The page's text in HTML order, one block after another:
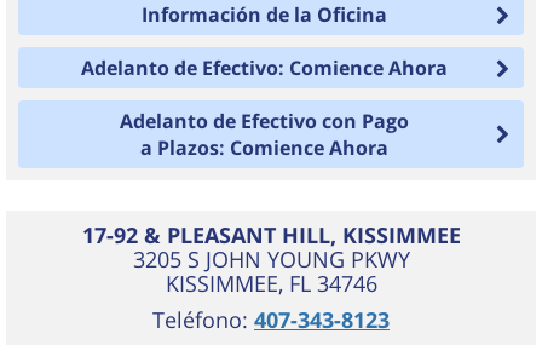
Información de la Oficina
Adelanto de Efectivo: Comience Ahora
Adelanto de Efectivo con Pago
a Plazos: Comience Ahora
17-92 & PLEASANT HILL, KISSIMMEE
3205 S JOHN YOUNG PKWY
KISSIMMEE, FL 34746
Teléfono: 407-343-8123